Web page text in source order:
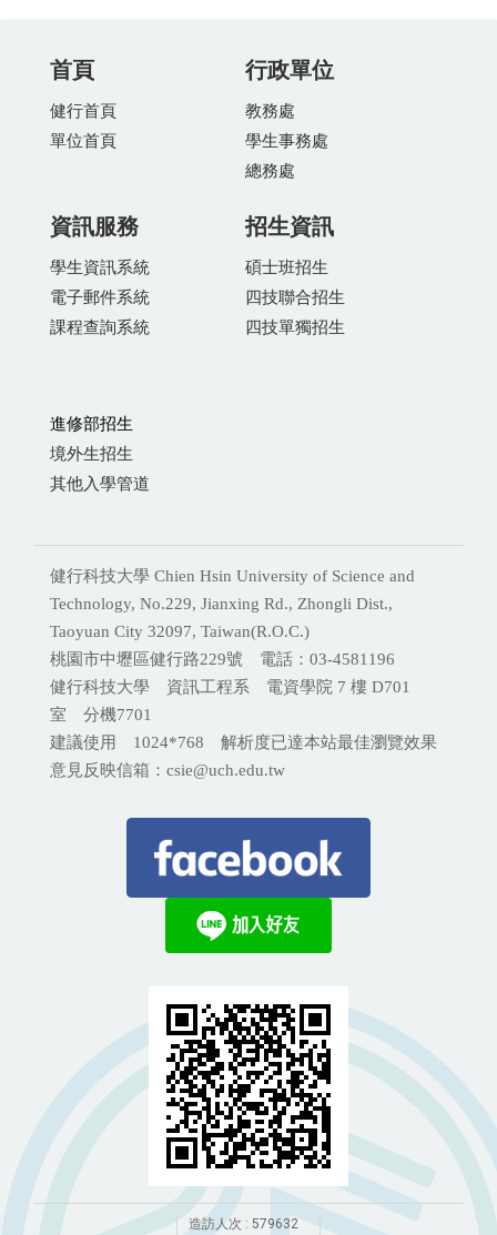
首頁
健行首頁
單位首頁
行政單位
教務處
學生事務處
總務處
資訊服務
學生資訊系統
電子郵件系統
課程查詢系統
招生資訊
碩士班招生
四技聯合招生
四技單獨招生
進修部招生
境外生招生
其他入學管道
健行科技大學 Chien Hsin University of Science and
Technology, No.229, Jianxing Rd., Zhongli Dist.,
Taoyuan City 32097, Taiwan(R.O.C.)
桃園市中壢區健行路229號 電話：03-4581196
健行科技大學 資訊工程系 電資學院 7 樓 D701
室 分機7701
建議使用 1024*768 解析度已達本站最佳瀏覽效果
意見反映信箱：csie@uch.edu.tw
造訪人次 : 579632